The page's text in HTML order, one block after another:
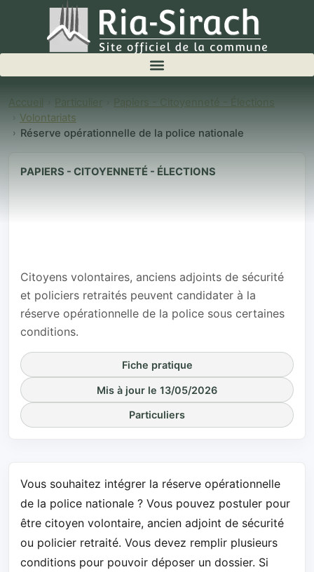
Accueil Particulier
Papiers - Citoyenneté - Élections
Volontariats
Réserve opérationnelle de la police nationale
PAPIERS - CITOYENNETÉ - ÉLECTIONS
Réserve
opérationnelle
Citoyens volontaires, anciens adjoints de sécurité
et policiers retraités peuvent candidater à la
réserve opérationnelle de la police sous certaines
conditions.
Fiche pratique
Mis à jour le 13/05/2026
Particuliers
Vous souhaitez intégrer la réserve opérationnelle
de la police nationale ? Vous pouvez postuler pour
être citoyen volontaire, ancien adjoint de sécurité
ou policier retraité. Vous devez remplir plusieurs
conditions pour pouvoir déposer un dossier. Si